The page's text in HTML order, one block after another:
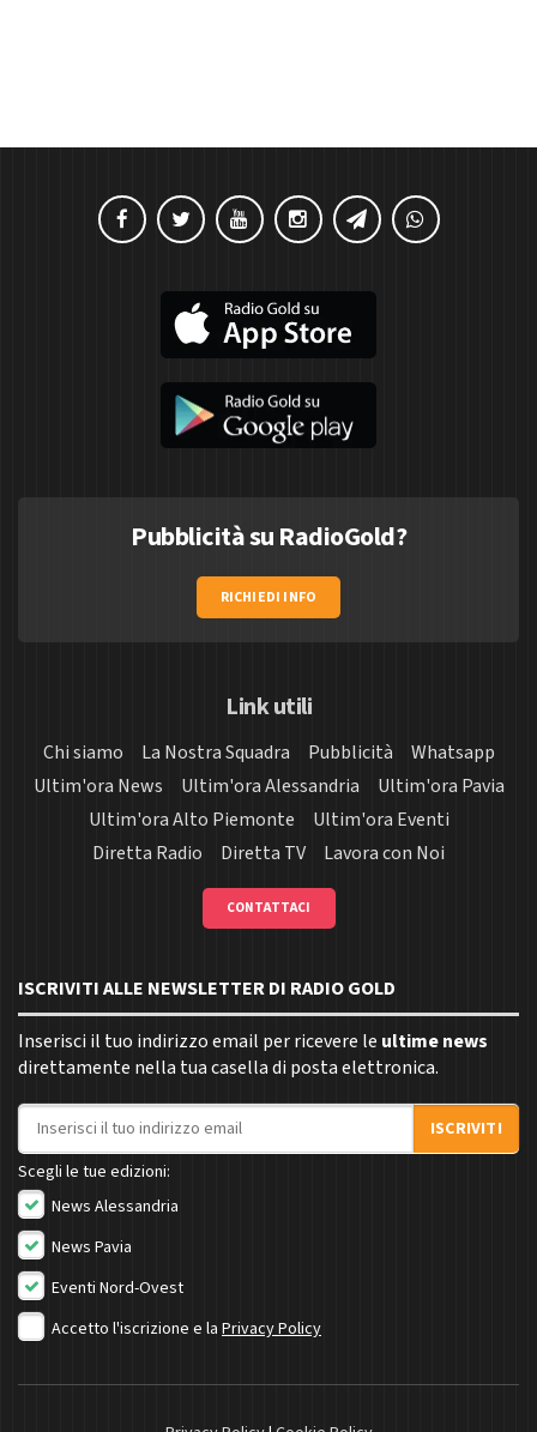
Pubblicità su RadioGold?
RICHIEDI INFO
Link utili
Chi siamo La Nostra Squadra Pubblicità
Whatsapp
Ultim'ora News
Ultim'ora Alessandria
Ultim'ora Pavia
Ultim'ora Alto Piemonte
Ultim'ora Eventi
Diretta Radio
Diretta TV Lavora con Noi
CONTATTACI
ISCRIVITI ALLE NEWSLETTER DI RADIO GOLD
Inserisci il tuo indirizzo email per ricevere le ultime news
direttamente nella tua casella di posta elettronica.
Indirizzo email
ISCRIVITI
Scegli le tue edizioni:
News Alessandria
News Pavia
Eventi Nord-Ovest
Accetto l'iscrizione e la Privacy Policy